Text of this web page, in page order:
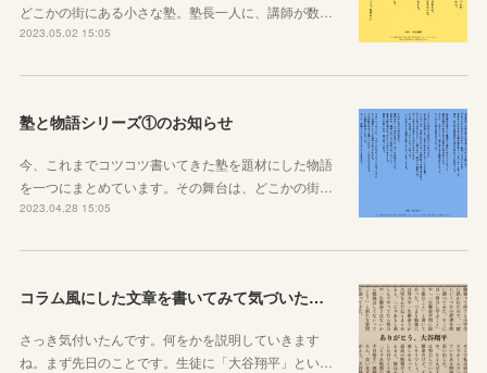
どこかの街にある小さな塾。塾長一人に、講師が数…
2023.05.02 15:05
塾と物語シリーズ①のお知らせ
今、これまでコツコツ書いてきた塾を題材にした物語
を一つにまとめています。その舞台は、どこかの街…
2023.04.28 15:05
コラム風にした文章を書いてみて気づいたこと
さっき気付いたんです。何をかを説明していきます
ね。まず先日のことです。生徒に「大谷翔平」とい…